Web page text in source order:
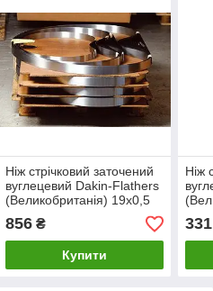
Ніж стрічковий заточений
вуглецевий Dakin-Flathers
(Великобританія) 19х0,5
3100 мм
856₴
Купити
Ніж